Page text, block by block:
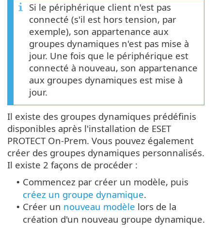
Si le périphérique client n'est pas
connecté (s'il est hors tension, par
exemple), son appartenance aux
groupes dynamiques n'est pas mise à
jour. Une fois que le périphérique est
connecté à nouveau, son appartenance
aux groupes dynamiques est mise à
jour.
Il existe des groupes dynamiques prédéfinis
disponibles après l'installation de ESET
PROTECT On-Prem. Vous pouvez également
créer des groupes dynamiques personnalisés.
Il existe 2 façons de procéder :
• Commencez par créer un modèle, puis
créez un groupe dynamique.
• Créer un nouveau modèle lors de la
création d'un nouveau groupe dynamique.